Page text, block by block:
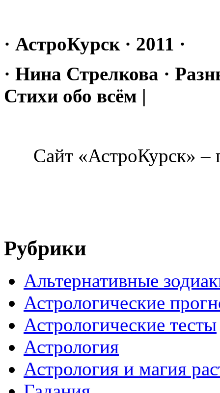
· АстроКурск · 2011 ·
· Нина Стрелкова ·
Стихи обо всём |
Сайт «АстроКурск» –
Рубрики
Альтернативные
Астрологические
Астрологические тесты
Астрология
Астрология и магия